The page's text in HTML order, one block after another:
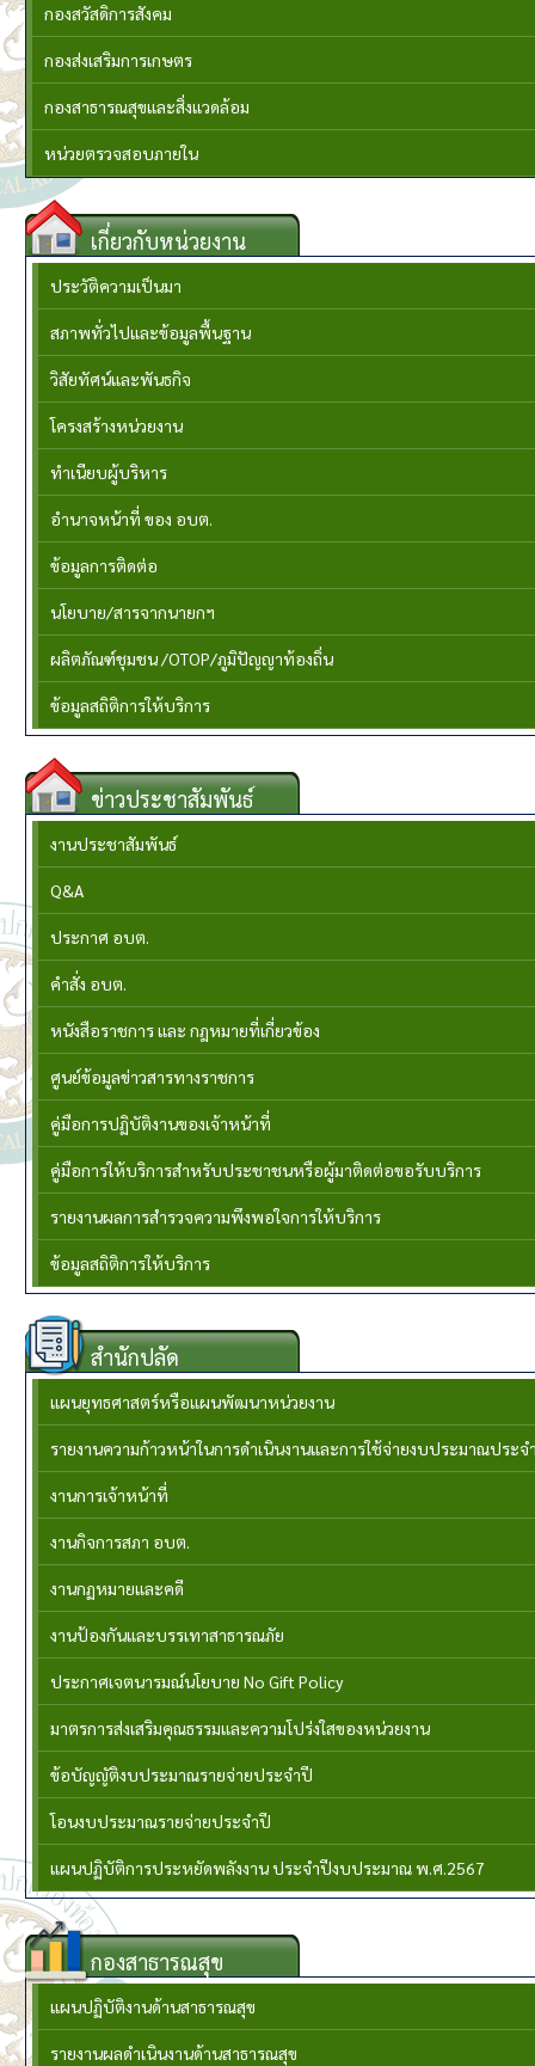
กองสวัสดิการสังคม
กองส่งเสริมการเกษตร
กองสาธารณสุขและสิ่งแวดล้อม
หน่วยตรวจสอบภายใน
เกี่ยวกับหน่วยงาน
ประวัติความเป็นมา
สภาพทั่วไปและข้อมูลพื้นฐาน
วิสัยทัศน์และพันธกิจ
โครงสร้างหน่วยงาน
ทำเนียบผู้บริหาร
อำนาจหน้าที่ ของ อบต.
ข้อมูลการติดต่อ
นโยบาย/สารจากนายกฯ
ผลิตภัณฑ์ชุมชน /OTOP/ภูมิปัญญาท้องถิ่น
ข้อมูลสถิติการให้บริการ
ข่าวประชาสัมพันธ์
งานประชาสัมพันธ์
Q&A
ประกาศ อบต.
คำสั่ง อบต.
หนังสือราชการ และ กฎหมายที่เกี่ยวข้อง
ศูนย์ข้อมูลข่าวสารทางราชการ
คู่มือการปฏิบัติงานของเจ้าหน้าที่
คู่มือการให้บริการสำหรับประชาชนหรือผู้มาติดต่อขอรับบริการ
รายงานผลการสำรวจความพึงพอใจการให้บริการ
ข้อมูลสถิติการให้บริการ
สำนักปลัด
แผนยุทธศาสตร์หรือแผนพัฒนาหน่วยงาน
รายงานความก้าวหน้าในการดำเนินงานและการใช้จ่ายงบประมาณประจ
งานการเจ้าหน้าที่
งานกิจการสภา อบต.
งานกฏหมายและคดี
งานป้องกันและบรรเทาสาธารณภัย
ประกาศเจตนารมณ์นโยบาย No Gift Policy
มาตรการส่งเสริมคุณธรรมและความโปร่งใสของหน่วยงาน
ข้อบัญญัติงบประมาณรายจ่ายประจำปี
โอนงบประมาณรายจ่ายประจำปี
แผนปฏิบัติการประหยัดพลังงาน ประจำปีงบประมาณ พ.ศ.2567
กองสาธารณสุข
แผนปฏิบัติงานด้านสาธารณสุข
รายงานผลดำเนินงานด้านสาธารณสุข